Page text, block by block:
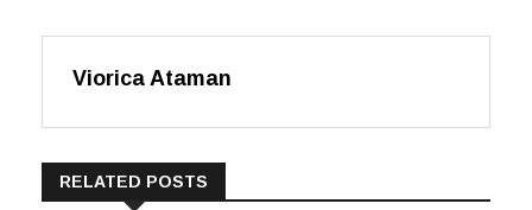
Viorica Ataman
RELATED POSTS